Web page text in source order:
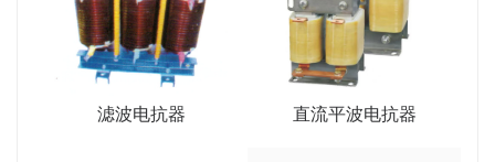
滤波电抗器 直流平波电抗器